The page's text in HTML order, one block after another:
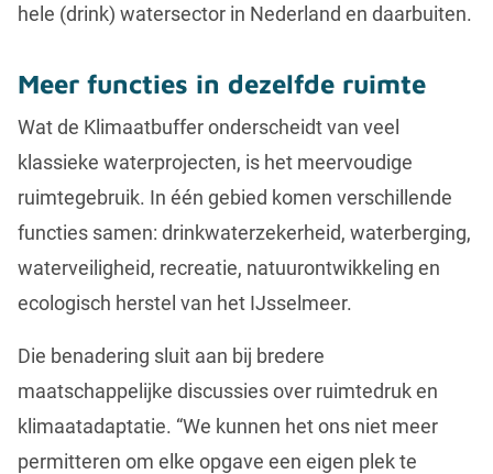
hele (drink) watersector in Nederland en daarbuiten.
Meer functies in dezelfde ruimte
Wat de Klimaatbuffer onderscheidt van veel
klassieke waterprojecten, is het meervoudige
ruimtegebruik. In één gebied komen verschillende
functies samen: drinkwaterzekerheid, waterberging,
waterveiligheid, recreatie, natuurontwikkeling en
ecologisch herstel van het IJsselmeer.
Die benadering sluit aan bij bredere
maatschappelijke discussies over ruimtedruk en
klimaatadaptatie. “We kunnen het ons niet meer
permitteren om elke opgave een eigen plek te